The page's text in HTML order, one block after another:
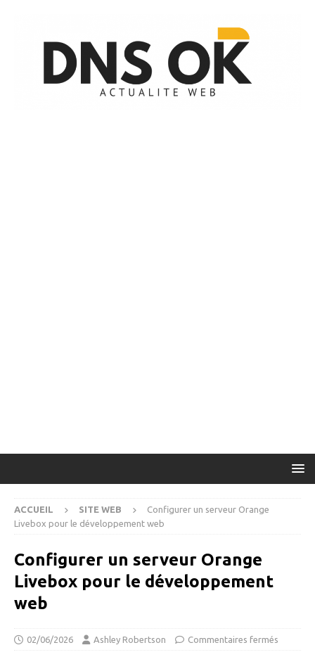
ACCUEIL SITE WEB
Configurer un serveur Orange
Livebox pour le développement web
Configurer un serveur Orange
Livebox pour le développement
web
02/06/2026 Ashley Robertson Commentaires fermés